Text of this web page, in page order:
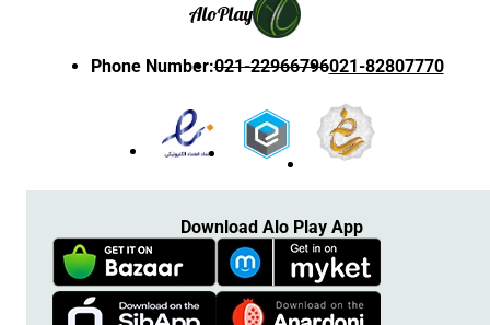
AloPlay
Phone Number:021-22966796021-82807770
Download Alo Play App